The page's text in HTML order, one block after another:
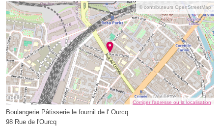
© contributeurs OpenStreetMap
Corriger l’adresse ou la localisation
Boulangerie Pâtisserie le fournil de l' Ourcq
98 Rue de l'Ourcq